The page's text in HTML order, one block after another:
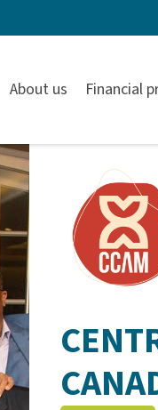
About us Financial